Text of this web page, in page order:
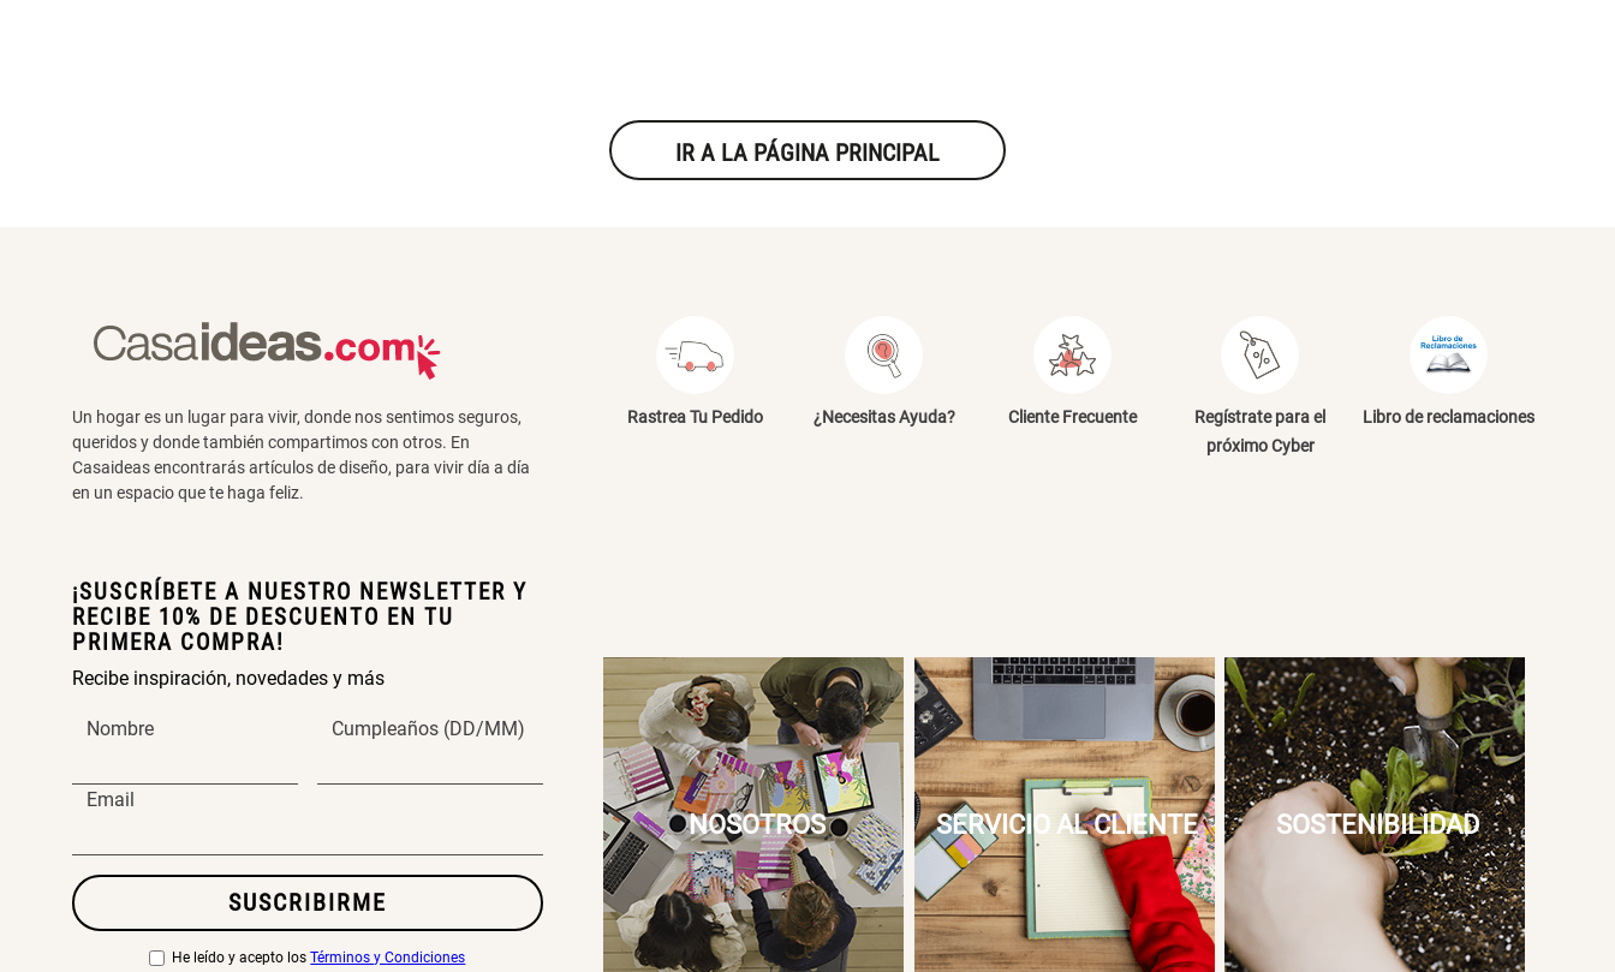
IR A LA PÁGINA PRINCIPAL
Un hogar es un lugar para vivir, donde nos sentimos seguros,
queridos y donde también compartimos con otros. En
Casaideas encontrarás artículos de diseño, para vivir día a día
en un espacio que te haga feliz.
¡SUSCRÍBETE A NUESTRO NEWSLETTER Y
RECIBE 10% DE DESCUENTO EN TU
PRIMERA COMPRA!
Recibe inspiración, novedades y más
Nombre Cumpleaños (DD/MM)
Email
SUSCRIBIRME
He leído y acepto los Términos y Condiciones
Rastrea Tu Pedido ¿Necesitas Ayuda? Cliente Frecuente
Regístrate para el
próximo Cyber
Libro de reclamaciones
NOSOTROS SERVICIO AL CLIENTE SOSTENIBILIDAD